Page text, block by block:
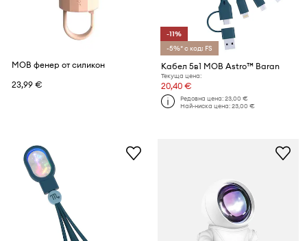
MOB фенер от силикон
23,99 €
-11%
-5%* с код: FS
Кабел 5в1 MOB Astro™ Baran
Текуща цена:
20,40 €
Редовна цена:23,00 €
Най-ниска цена:23,00 €